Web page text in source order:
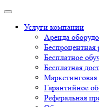
Услуги компании
Аренда
Беспроцентная
Бесплатное
Бесплатная
Гарантийное
Реферальная